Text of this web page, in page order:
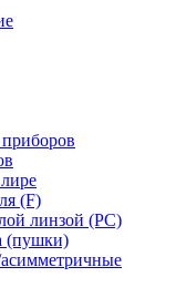
(F)
линзой (PC)
(пушки)